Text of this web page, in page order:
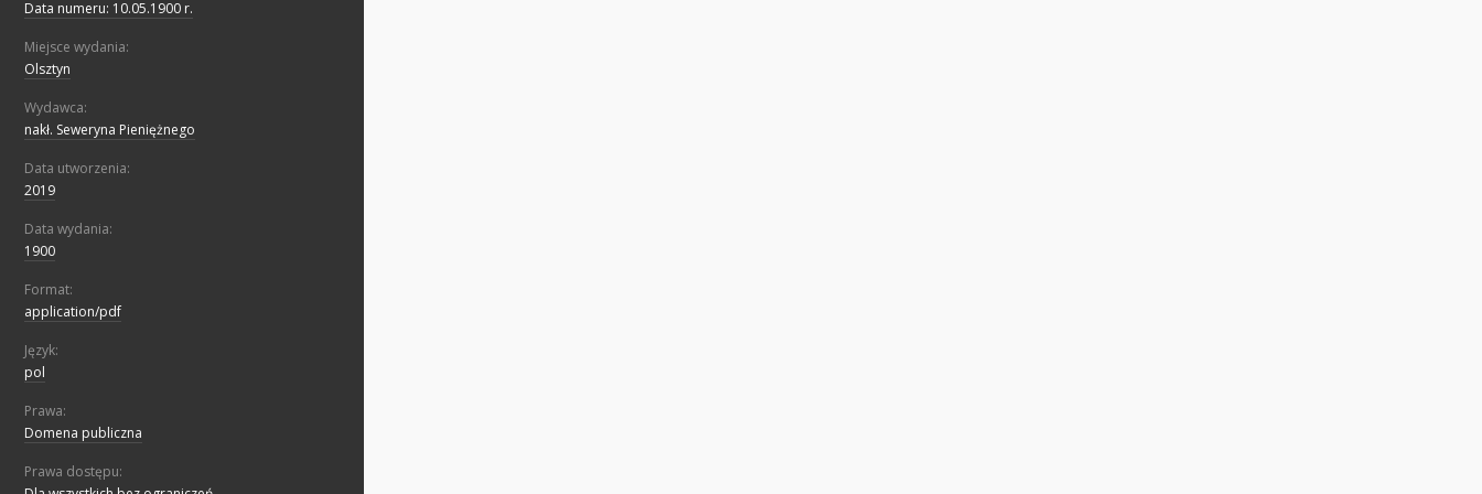
Data numeru: 10.05.1900 r.
Miejsce wydania:
Olsztyn
Wydawca:
nakł. Seweryna Pieniężnego
Data utworzenia:
2019
Data wydania:
1900
Format:
application/pdf
Język:
pol
Prawa:
Domena publiczna
Prawa dostępu: